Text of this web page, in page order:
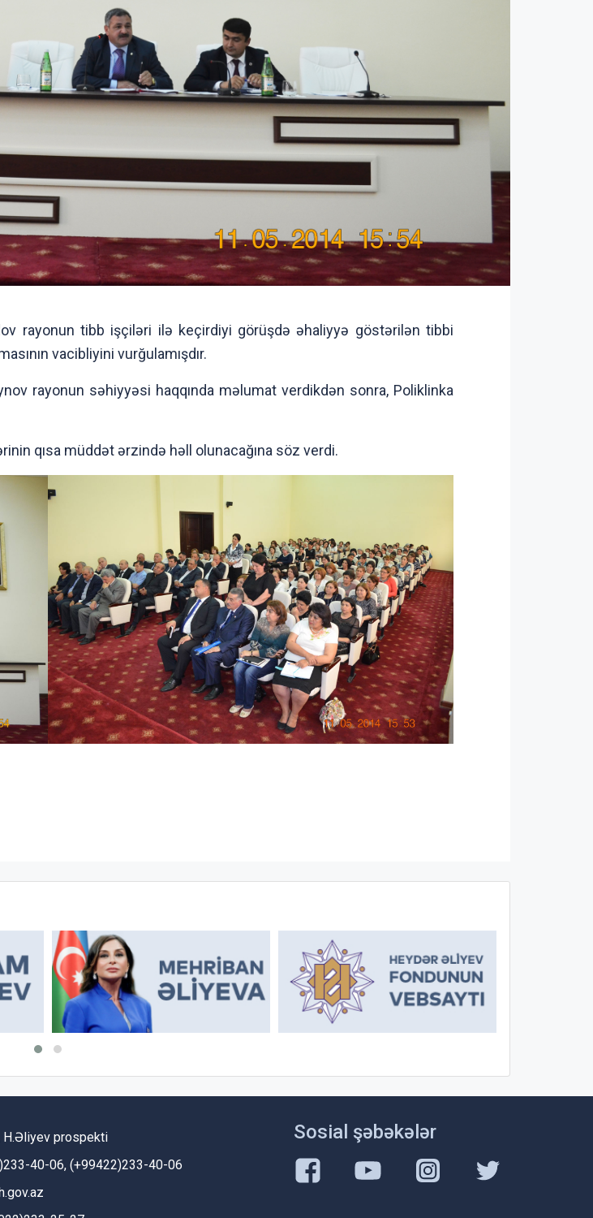
rayonun tibb işçiləri ilə keçirdiyi görüşdə əhaliyyə göstərilən tibbi
vacibliyini vurğulamışdır.
rayonun səhiyyəsi haqqında məlumat verdikdən sonra, Poliklinka
qısa müddət ərzində həll olunacağına söz verdi.
H.Əliyev prospekti
40-06, (+99422)233-40-06
Sosial şəbəkələr